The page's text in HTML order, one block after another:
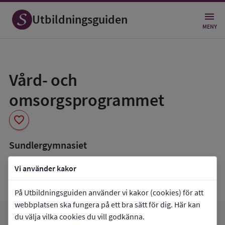
Vi använder kakor
På Utbildningsguiden använder vi kakor (cookies) för att
webbplatsen ska fungera på ett bra sätt för dig. Här kan
du välja vilka cookies du vill godkänna.
Utbildningsguiden MENY
Vård- och
omsorgsprogrammet
favorite
som
favorit
Sundlergymnasiet
book_5 Inriktning som finns tillgänglig
Programmet saknar inriktningar.